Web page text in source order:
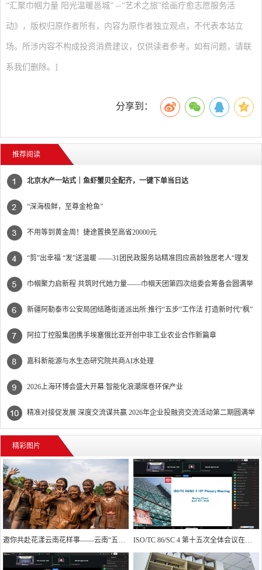
“汇聚巾帼力量 阳光温暖邕城” --“艺术之旅”绘画疗愈志愿服务活
动》，版权归原作者所有，内容为原作者独立观点，不代表本站立
场。所涉内容不构成投资消费建议，仅供读者参考。如有问题，请联
系我们删除。]
分享到：
推荐阅读
北京水产一站式｜鱼虾蟹贝全配齐，一键下单当日达
“深海极鲜，至尊金枪鱼”
不用等到黄金周！捷途置换至高省20000元
“剪”出幸福 “发”送温暖 ——31团民政服务站精准回应高龄独居老人“理发
难”
巾帼聚力启新程 共筑时代她力量——巾帼天团第四次组委会筹备会圆满举
办
新疆阿勒泰市公安局团结路街道派出所:推行“五步”工作法 打造新时代“枫”
景线
阿拉丁控股集团携手埃塞俄比亚开创中非工业农业合作新篇章
嘉科新能源与水生态研究院共商AI水处理
2026上海环博会盛大开幕:智能化浪潮席卷环保产业
精准对接促发展 深度交流谋共赢 2026年企业投融资交流活动第二期圆满举
精彩图片